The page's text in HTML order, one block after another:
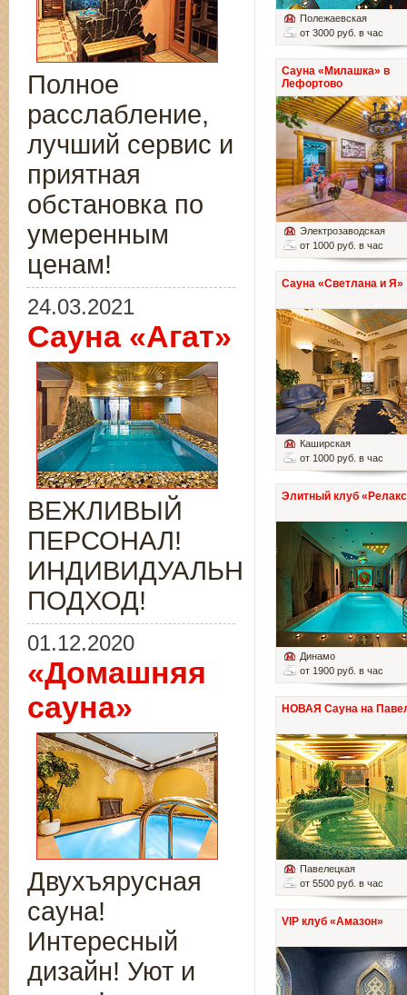
Полежаевская
от 3000 руб. в час
Сауна «Милашка» в
Лефортово
Электрозаводская
от 1000 руб. в час
Сауна «Светлана и Я»
Каширская
от 1000 руб. в час
Элитный клуб
Динамо
от 1900 руб. в час
НОВАЯ Сауна на
Павелецкая
от 5500 руб. в час
VIP клуб «Амазон»
Полное
расслабление,
лучший сервис и
приятная
обстановка по
умеренным
ценам!
24.03.2021
Сауна «Агат»
ВЕЖЛИВЫЙ
ПЕРСОНАЛ!
ИНДИВИДУАЛЬНЫЙ
ПОДХОД!
01.12.2020
«Домашняя
сауна»
Двухъярусная
сауна!
Интересный
дизайн! Уют и